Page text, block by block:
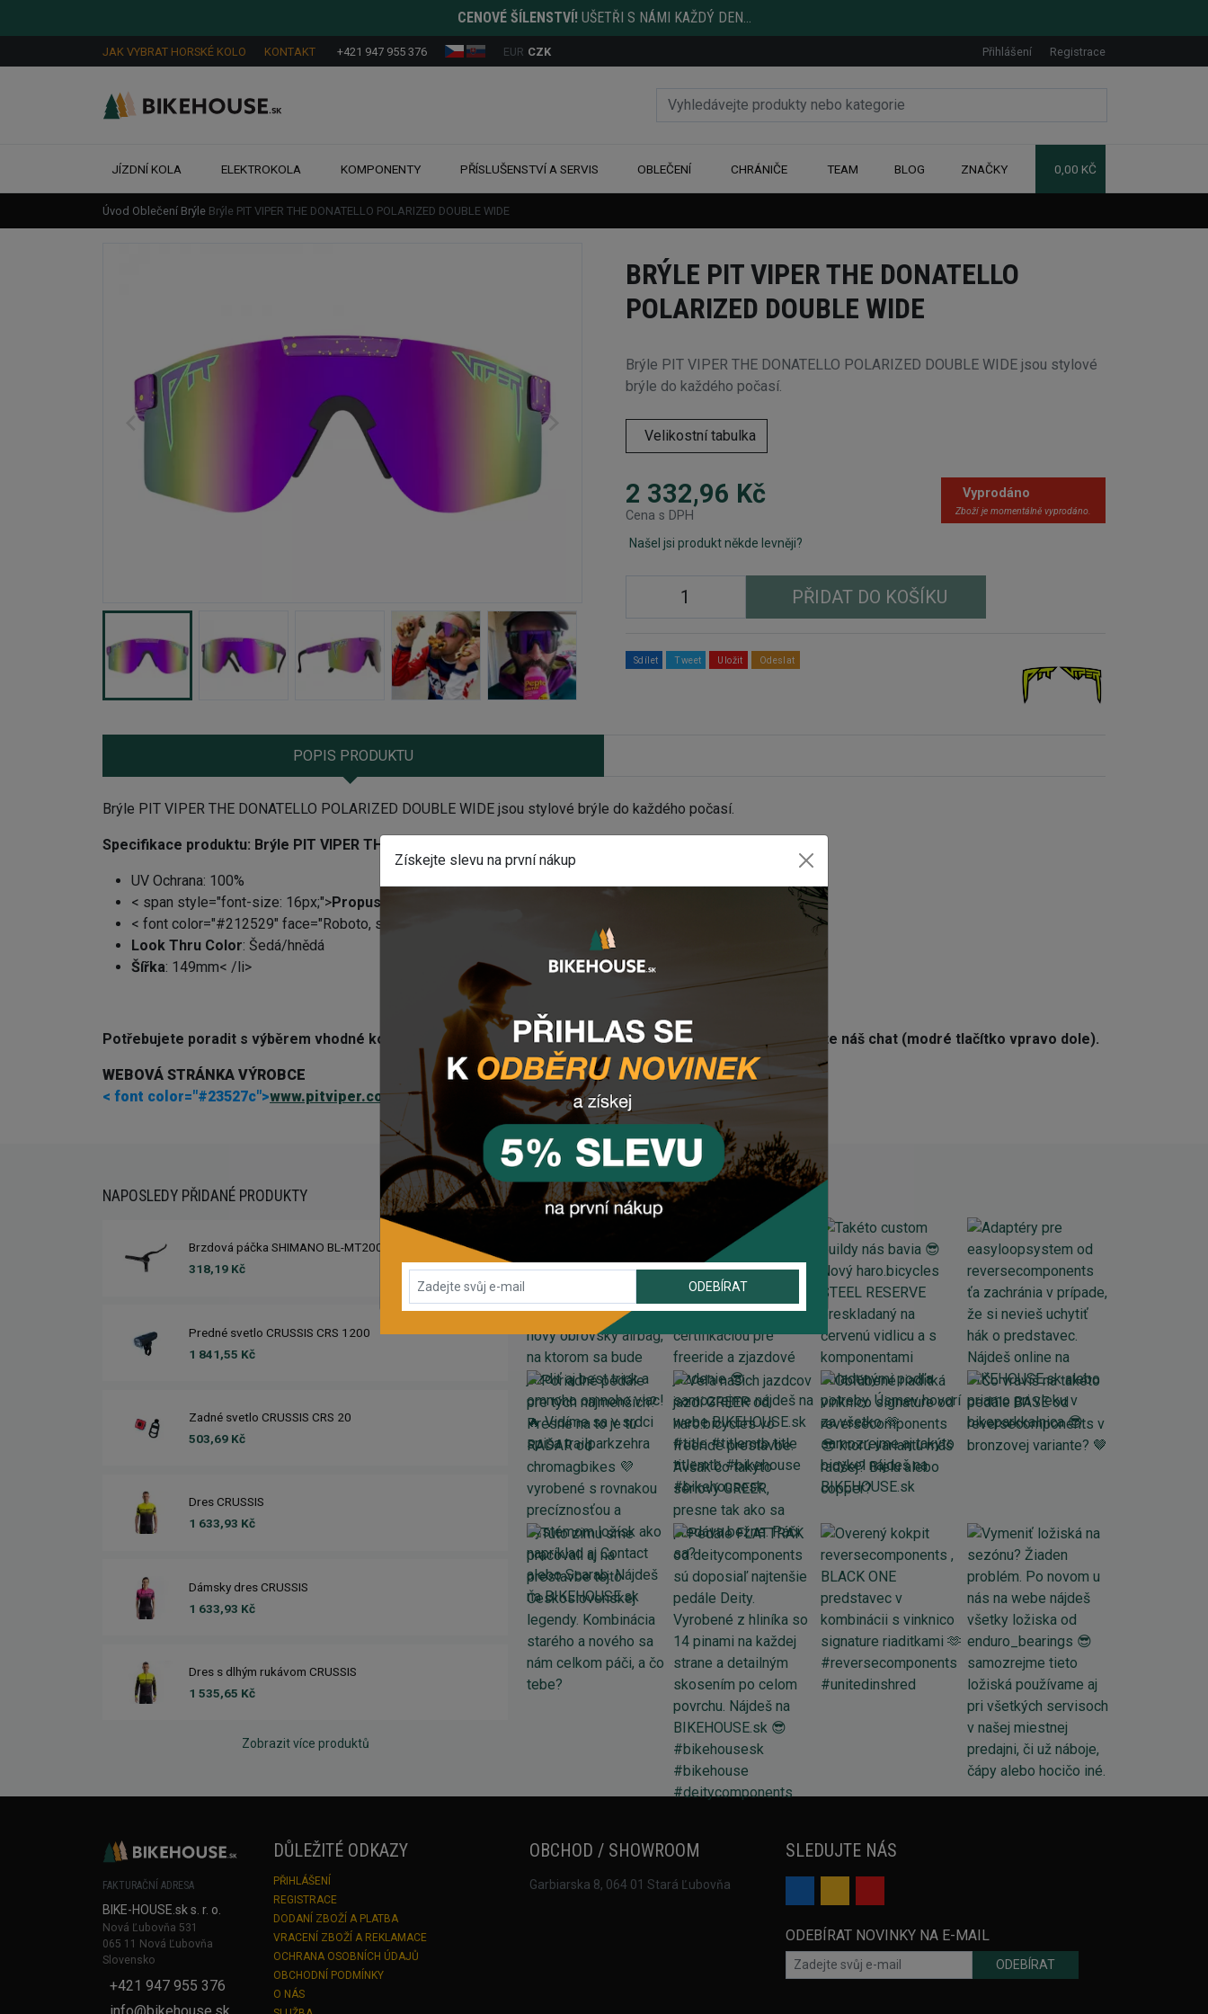
CENOVÉ ŠÍLENSTVÍ! UŠETŘI S NÁMI KAŽDÝ DEN...
JAK VYBRAT HORSKÉ KOLO KONTAKT +421 947 955 376 EUR CZK Přihlášení Registrace
JÍZDNÍ KOLA ELEKTROKOLA KOMPONENTY PŘÍSLUŠENSTVÍ A SERVIS OBLEČENÍ CHRÁNIČE TEAM BLOG ZNAČKY 0,00 KČ
Úvod Oblečení Brýle Brýle PIT VIPER THE DONATELLO POLARIZED DOUBLE WIDE
BRÝLE PIT VIPER THE DONATELLO
POLARIZED DOUBLE WIDE
Brýle PIT VIPER THE DONATELLO POLARIZED DOUBLE WIDE jsou stylové
brýle do každého počasí.
Velikostní tabulka
2 332,96 Kč
Cena s DPH
Vyprodáno
Zboží je momentálně vyprodáno.
Našel jsi produkt někde levněji?
PŘIDAT DO KOŠÍKU
Sdílet Tweet Uložit Odeslat
POPIS PRODUKTU
Brýle PIT VIPER THE DONATELLO POLARIZED DOUBLE WIDE jsou stylové brýle do každého počasí.
Specifikace produktu: Brýle PIT VIPER THE DONATELLO POLARIZED DOUBLE WIDE
UV Ochrana: 100%
< span style="font-size: 16px;">Propustnost světla
< font color="#212529" face="Roboto, sans-serif">
: Polarized 1.2mm High Index Plastic
Look Thru Color: Šedá/hnědá
Šířka: 149mm< /li>
Potřebujete poradit s výběrem vhodné komponenty? Z nechte námemail, zprávu naFacebooku nebo využijte náš chat (modré tlačítko vpravo dole).
WEBOVÁ STRÁNKA VÝROBCE
< font color="#23527c">www.pitviper.com
NAPOSLEDY PŘIDANÉ PRODUKTY
Brzdová páčka SHIMANO BL-MT200
318,19 Kč
Predné svetlo CRUSSIS CRS 1200
1 841,55 Kč
Zadné svetlo CRUSSIS CRS 20
503,69 Kč
Dres CRUSSIS
1 633,93 Kč
Dámsky dres CRUSSIS
1 633,93 Kč
Dres s dlhým rukávom CRUSSIS
1 535,65 Kč
Zobrazit více produktů
INSTAGRAM#BIKEHOUSESK
FAKTURAČNÍ ADRESA
BIKE-HOUSE.sk s. r. o.
Nová Ľubovňa 531
065 11 Nová Ľubovňa
Slovensko
+421 947 955 376
DŮLEŽITÉ ODKAZY
PŘIHLÁŠENÍ
REGISTRACE
DODANÍ ZBOŽÍ A PLATBA
VRACENÍ ZBOŽÍ A REKLAMACE
OCHRANA OSOBNÍCH ÚDAJŮ
OBCHODNÍ PODMÍNKY
O NÁS
OBCHOD / SHOWROOM
Garbiarska 8, 064 01 Stará Ľubovňa
SLEDUJTE NÁS
ODEBÍRAT NOVINKY NA E-MAIL
ODEBÍRAT
Získejte slevu na první nákup
ODEBÍRAT